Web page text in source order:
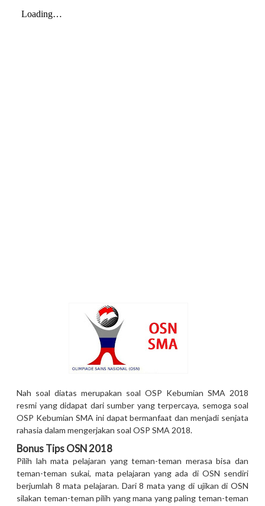
Nah soal diatas merupakan soal OSP Kebumian SMA 2018
resmi yang didapat dari sumber yang terpercaya, semoga soal
OSP Kebumian SMA ini dapat bermanfaat dan menjadi senjata
rahasia dalam mengerjakan soal OSP SMA 2018.
Bonus Tips OSN 2018
Pilih lah mata pelajaran yang teman-teman merasa bisa dan
teman-teman sukai, mata pelajaran yang ada di OSN sendiri
berjumlah 8 mata pelajaran. Dari 8 mata yang di ujikan di OSN
silakan teman-teman pilih yang mana yang paling teman-teman